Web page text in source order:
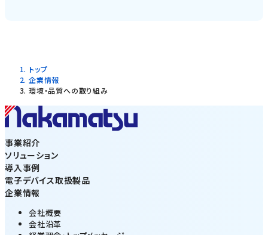
トップ
企業情報
環境・品質への取り組み
事業紹介
ソリューション
導入事例
電子デバイス取扱製品
企業情報
会社概要
会社沿革